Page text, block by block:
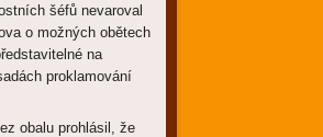
šéfů nevaroval
o možných obětech
na
proklamování
obalu prohlásil, že